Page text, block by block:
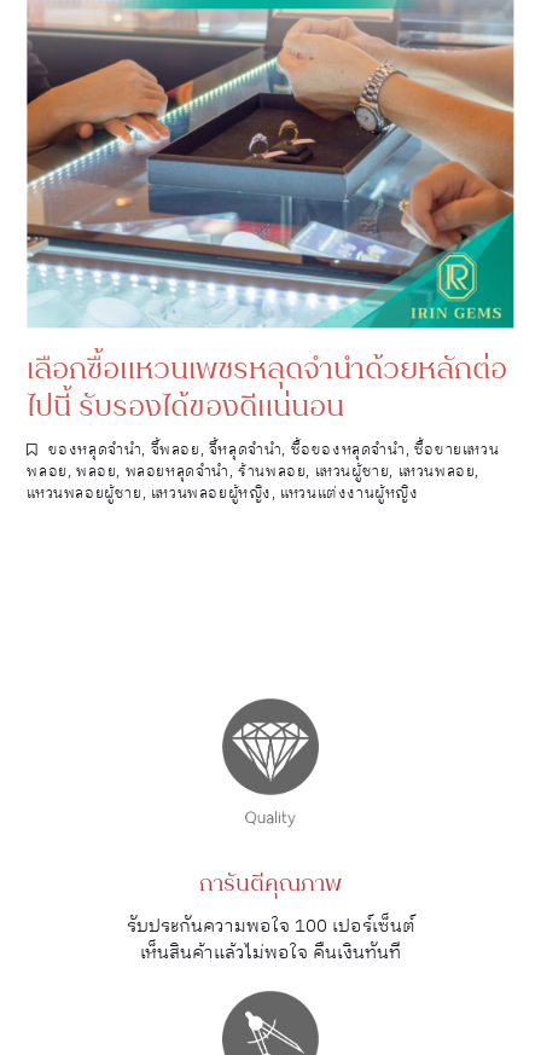
เลือกซื้อแหวนเพชรหลุดจำนำด้วยหลักต่อ
ไปนี้ รับรองได้ของดีแน่นอน
ของหลุดจำนำ, จี้พลอย, จี้หลุดจำนำ, ซื้อของหลุดจำนำ, ซื้อขายแหวน
พลอย, พลอย, พลอยหลุดจำนำ,ร้านพลอย, แหวนผู้ชาย, แหวนพลอย,
แหวนพลอยผู้ชาย, แหวนพลอยผู้หญิง, แหวนแต่งงานผู้หญิง
การันตีคุณภาพ
รับประกันความพอใจ 100 เปอร์เซ็นต์
เห็นสินค้าแล้วไม่พอใจ คืนเงินทันที